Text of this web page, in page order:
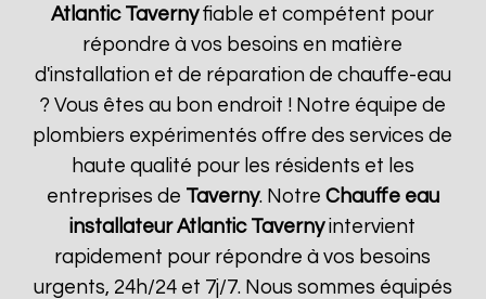
Atlantic Tavernyfiable et compétent pour
répondre à vos besoins en matière
d'installation et de réparation de chauffe-eau
? Vous êtes au bon endroit ! Notre équipe de
plombiers expérimentés offre des services de
haute qualité pour les résidents et les
entreprises de Taverny. Notre Chauffe eau
installateur Atlantic Tavernyintervient
rapidement pour répondre à vos besoins
urgents, 24h/24 et 7j/7. Nous sommes équipés